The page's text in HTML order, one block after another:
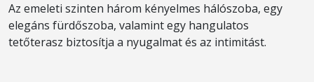
Az emeleti szinten három kényelmes hálószoba, egy
elegáns fürdőszoba, valamint egy hangulatos
tetőterasz biztosítja a nyugalmat és az intimitást.